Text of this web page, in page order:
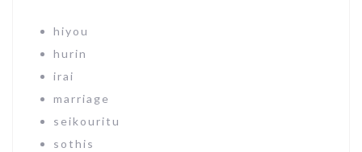
hiyou
hurin
irai
marriage
seikouritu
sothis